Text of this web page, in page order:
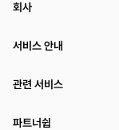
회사
서비스 안내
관련 서비스
파트너쉽